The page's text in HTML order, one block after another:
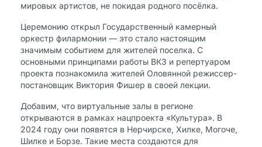
мировых артистов, не покидая родного посёлка.
Церемонию открыл Государственный камерный
оркестр филармонии — это стало настоящим
значимым событием для жителей поселка. С
основными принципами работы ВКЗ и репертуаром
проекта познакомила жителей Оловянной режиссер-
постановщик Виктория Фишер в своей лекции.
Добавим, что виртуальные залы в регионе
открываются в рамках нацпроекта «Культура». В
2024 году они появятся в Нерчирске, Хилке, Могоче,
Шилке и Борзе. Такие места создаются для